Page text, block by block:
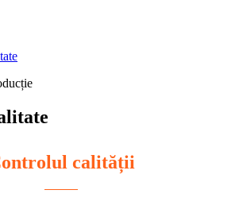
calității